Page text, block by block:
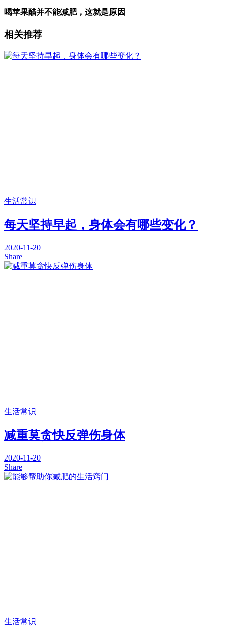
喝苹果醋并不能减肥，这就是原因
相关推荐
生活常识
每天坚持早起，身体会有哪些变化？
2020-11-20
Share
生活常识
减重莫贪快反弹伤身体
2020-11-20
Share
生活常识